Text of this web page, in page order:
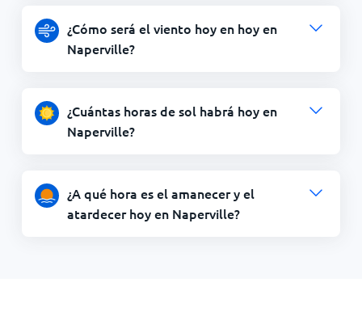
¿Cómo será el viento hoy en hoy en
Naperville?
¿Cuántas horas de sol habrá hoy en
Naperville?
¿A qué hora es el amanecer y el
atardecer hoy en Naperville?